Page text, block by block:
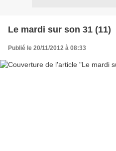
Le mardi sur son 31 (11)
Publié le 20/11/2012 à 08:33